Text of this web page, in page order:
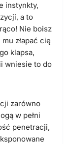
instynkty,
a to
Nie boisz
złapać cię
klapsa,
wniesie to do
zarówno
w pełni
penetracji,